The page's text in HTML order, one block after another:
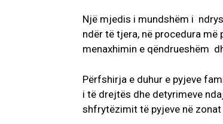
Një mjedis i mundshëm i
ndër të tjera, në procedura më
menaxhimin e qëndrueshëm
Përfshirja e duhur e pyjeve
i të drejtës dhe detyrimeve
shfrytëzimit të pyjeve në